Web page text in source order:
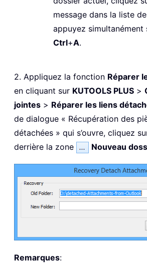
message dans la liste
appuyez simultanément
Ctrl+A.
2. Appliquez la fonction Réparer
en cliquant sur KUTOOLS PLUS >
jointes > Réparer les liens
de dialogue « Récupération des
détachées » qui s’ouvre, cliquez
derrière la zone
Nouveau
Remarques: